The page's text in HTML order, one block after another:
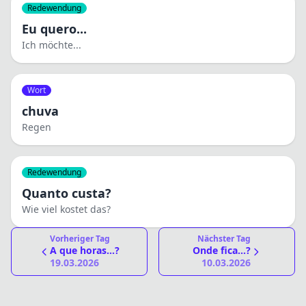
Redewendung
Eu quero...
Ich möchte...
Wort
chuva
Regen
Redewendung
Quanto custa?
Wie viel kostet das?
Vorheriger Tag
A que horas...?
19.03.2026
Nächster Tag
Onde fica...?
10.03.2026